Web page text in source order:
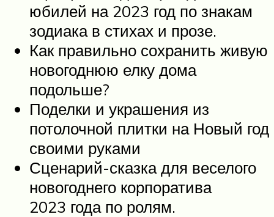
юбилей на 2023 год по знакам
зодиака в стихах и прозе.
Как правильно сохранить живую
новогоднюю елку дома
подольше?
Поделки и украшения из
потолочной плитки на Новый год
своими руками
Сценарий-сказка для веселого
новогоднего корпоратива
2023 года по ролям.